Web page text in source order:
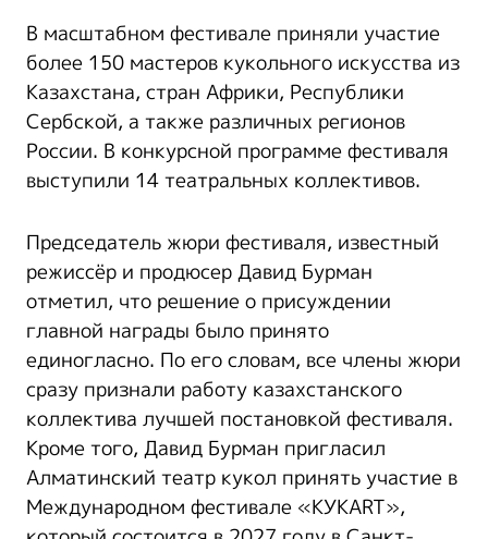
В масштабном фестивале приняли участие
более 150 мастеров кукольного искусства из
Казахстана, стран Африки, Республики
Сербской, а также различных регионов
России. В конкурсной программе фестиваля
выступили 14 театральных коллективов.
Председатель жюри фестиваля, известный
режиссёр и продюсер Давид Бурман
отметил, что решение о присуждении
главной награды было принято
единогласно. По его словам, все члены жюри
сразу признали работу казахстанского
коллектива лучшей постановкой фестиваля.
Кроме того, Давид Бурман пригласил
Алматинский театр кукол принять участие в
Международном фестивале «КУКART»,